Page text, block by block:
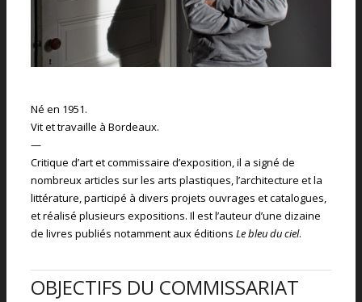
Né en 1951.
Vit et travaille à Bordeaux.
—
Critique d’art et commissaire d’exposition, il a signé de
nombreux articles sur les arts plastiques, l’architecture et la
littérature, participé à divers projets ouvrages et catalogues,
et réalisé plusieurs expositions. Il est l’auteur d’une dizaine
de livres publiés notamment aux éditions Le bleu du ciel.
OBJECTIFS DU COMMISSARIAT